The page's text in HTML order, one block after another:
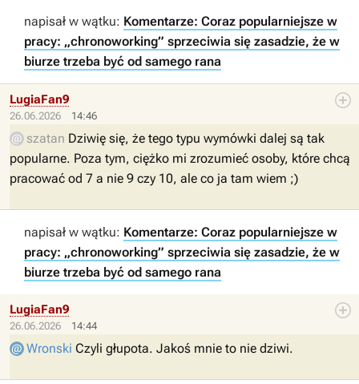
napisał w wątku: Komentarze: Coraz popularniejsze w
pracy: „chronoworking” sprzeciwia się zasadzie, że w
biurze trzeba być od samego rana
26.06.2026 14:46
LugiaFan9
szatan Dziwię się, że tego typu wymówki dalej są tak
popularne. Poza tym, ciężko mi zrozumieć osoby, które chcą
pracować od 7 a nie 9 czy 10, ale co ja tam wiem ;)
napisał w wątku: Komentarze: Coraz popularniejsze w
pracy: „chronoworking” sprzeciwia się zasadzie, że w
biurze trzeba być od samego rana
26.06.2026 14:44
LugiaFan9
Wronski Czyli głupota. Jakoś mnie to nie dziwi.